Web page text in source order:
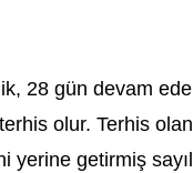
28 gün devam
olur. Terhis
yerine getirmiş